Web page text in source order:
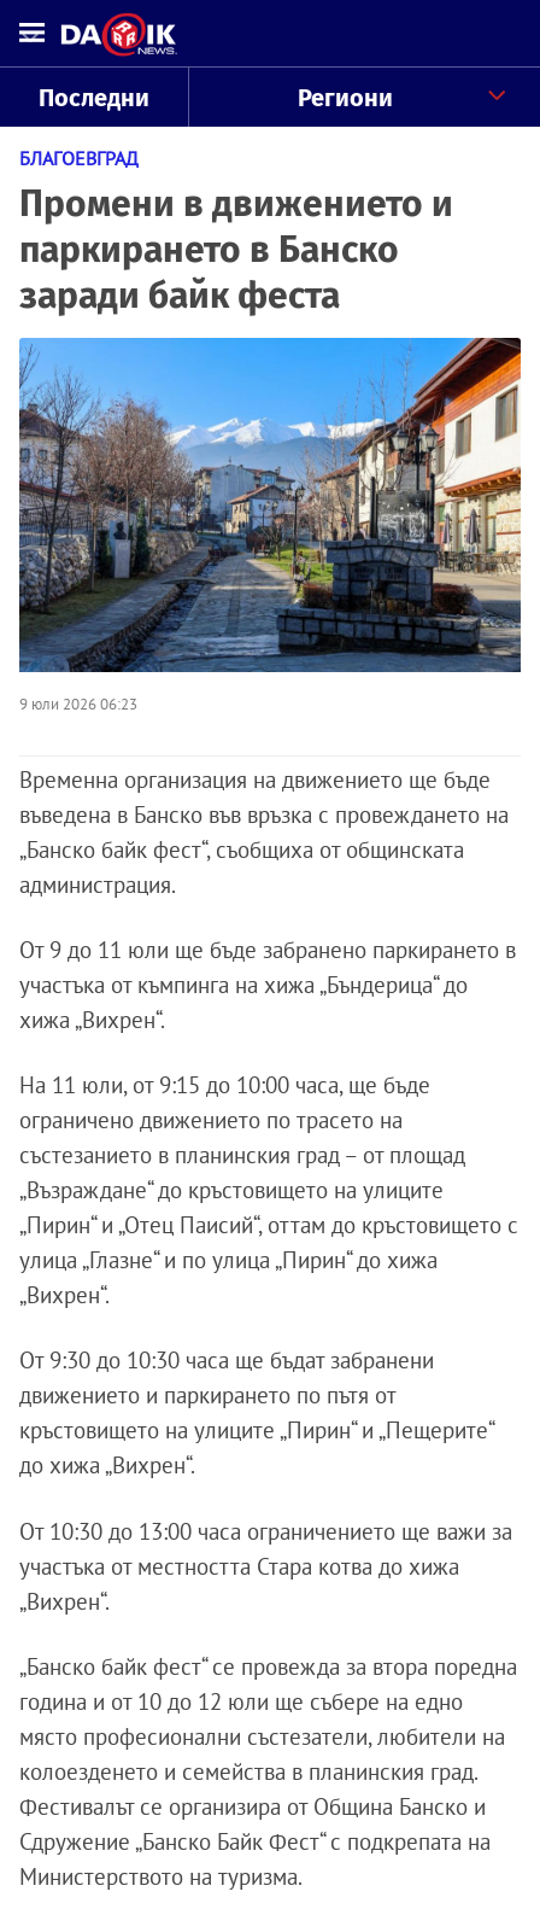
Последни Региони
БЛАГОЕВГРАД
Промени в движението и
паркирането в Банско
заради байк феста
9 юли 2026 06:23
Временна организация на движението ще бъде
въведена в Банско във връзка с провеждането на
„Банско байк фест“, съобщиха от общинската
администрация.
От 9 до 11 юли ще бъде забранено паркирането в
участъка от къмпинга на хижа „Бъндерица“ до
хижа „Вихрен“.
На 11 юли, от 9:15 до 10:00 часа, ще бъде
ограничено движението по трасето на
състезанието в планинския град – от площад
„Възраждане“ до кръстовището на улиците
„Пирин“ и „Отец Паисий“, оттам до кръстовището с
улица „Глазне“ и по улица „Пирин“ до хижа
„Вихрен“.
От 9:30 до 10:30 часа ще бъдат забранени
движението и паркирането по пътя от
кръстовището на улиците „Пирин“ и „Пещерите“
до хижа „Вихрен“.
От 10:30 до 13:00 часа ограничението ще важи за
участъка от местността Стара котва до хижа
„Вихрен“.
„Банско байк фест“ се провежда за втора поредна
година и от 10 до 12 юли ще събере на едно
място професионални състезатели, любители на
колоезденето и семейства в планинския град.
Фестивалът се организира от Община Банско и
Сдружение „Банско Байк Фест“ с подкрепата на
Министерството на туризма.